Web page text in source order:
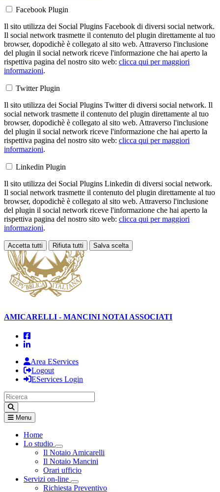
Facebook Plugin
Il sito utilizza dei Social Plugins Facebook di diversi social network.
Il social network trasmette il contenuto del plugin direttamente al tuo
browser, dopodichè è collegato al sito web. Attraverso l'inclusione
del plugin il social network riceve l'informazione che hai aperto la
rispettiva pagina del nostro sito web: clicca qui per maggiori
informazioni.
Twitter Plugin
Il sito utilizza dei Social Plugins Twitter di diversi social network. Il
social network trasmette il contenuto del plugin direttamente al tuo
browser, dopodichè è collegato al sito web. Attraverso l'inclusione
del plugin il social network riceve l'informazione che hai aperto la
rispettiva pagina del nostro sito web: clicca qui per maggiori
informazioni.
Linkedin Plugin
Il sito utilizza dei Social Plugins Linkedin di diversi social network.
Il social network trasmette il contenuto del plugin direttamente al tuo
browser, dopodichè è collegato al sito web. Attraverso l'inclusione
del plugin il social network riceve l'informazione che hai aperto la
rispettiva pagina del nostro sito web: clicca qui per maggiori
informazioni.
Accetta tutti Rifiuta tutti Salva scelta
Loading...
AMICARELLI - MANCINI NOTAI ASSOCIATI
Area EServices
Logout
EServices Login
Menu
Home
Lo studio
Visualizza menù di secondo livello
Il Notaio Amicarelli
Il Notaio Mancini
Orari ufficio
Servizi on-line
Visualizza menù di secondo livello
Richiesta Preventivo